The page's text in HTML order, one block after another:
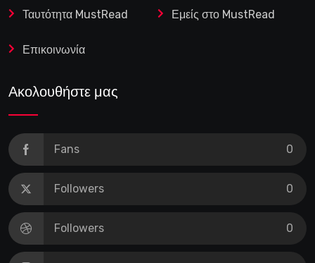
Ταυτότητα MustRead Εμείς στο MustRead
Επικοινωνία
Ακολουθήστε μας
0
Fans
0
Followers
0
Followers